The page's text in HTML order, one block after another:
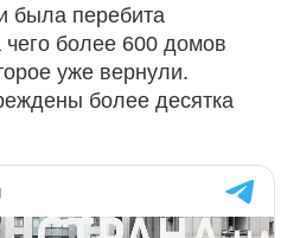
была перебита
чего более 600 домов
уже вернули.
более десятка